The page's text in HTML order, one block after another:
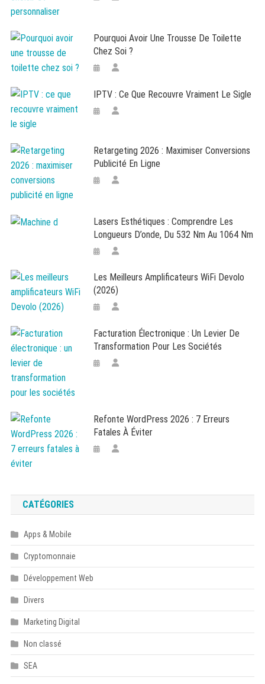
Pourquoi Avoir Une Trousse De Toilette
Chez Soi ?
IPTV : Ce Que Recouvre Vraiment Le Sigle
Retargeting 2026 : Maximiser Conversions
Publicité En Ligne
Lasers Esthétiques : Comprendre Les
Longueurs D’onde, Du 532 Nm Au 1064 Nm
Les Meilleurs Amplificateurs WiFi Devolo
(2026)
Facturation Électronique : Un Levier De
Transformation Pour Les Sociétés
Refonte WordPress 2026 : 7 Erreurs
Fatales À Éviter
CATÉGORIES
Apps & Mobile
Cryptomonnaie
Développement Web
Divers
Marketing Digital
Non classé
SEA